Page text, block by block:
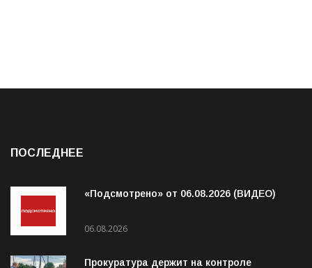
«Подсмотрено» от 06.08.2026 (ВИДЕО)
06.08.2026